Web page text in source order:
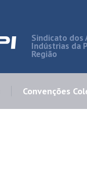
Sindicato dos
Indústrias da
Região
Convenções